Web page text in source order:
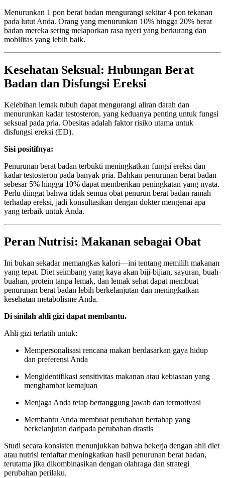
Menurunkan 1 pon berat badan mengurangi sekitar 4 pon tekanan
pada lutut Anda. Orang yang menurunkan 10% hingga 20% berat
badan mereka sering melaporkan rasa nyeri yang berkurang dan
mobilitas yang lebih baik.
Kesehatan Seksual: Hubungan Berat
Badan dan Disfungsi Ereksi
Kelebihan lemak tubuh dapat mengurangi aliran darah dan
menurunkan kadar testosteron, yang keduanya penting untuk fungsi
seksual pada pria. Obesitas adalah faktor risiko utama untuk
disfungsi ereksi (ED).
Sisi positifnya:
Penurunan berat badan terbukti meningkatkan fungsi ereksi dan
kadar testosteron pada banyak pria. Bahkan penurunan berat badan
sebesar 5% hingga 10% dapat memberikan peningkatan yang nyata.
Perlu diingat bahwa tidak semua obat penurun berat badan ramah
terhadap ereksi, jadi konsultasikan dengan dokter mengenai apa
yang terbaik untuk Anda.
Peran Nutrisi: Makanan sebagai Obat
Ini bukan sekadar memangkas kalori—ini tentang memilih makanan
yang tepat. Diet seimbang yang kaya akan biji-bijian, sayuran, buah-
buahan, protein tanpa lemak, dan lemak sehat dapat membuat
penurunan berat badan lebih berkelanjutan dan meningkatkan
kesehatan metabolisme Anda.
Di sinilah ahli gizi dapat membantu.
Ahli gizi terlatih untuk:
Mempersonalisasi rencana makan berdasarkan gaya hidup
dan preferensi Anda
Mengidentifikasi sensitivitas makanan atau kebiasaan yang
menghambat kemajuan
Menjaga Anda tetap bertanggung jawab dan termotivasi
Membantu Anda membuat perubahan bertahap yang
berkelanjutan daripada perubahan drastis
Studi secara konsisten menunjukkan bahwa bekerja dengan ahli diet
atau nutrisi terdaftar meningkatkan hasil penurunan berat badan,
terutama jika dikombinasikan dengan olahraga dan strategi
perubahan perilaku.